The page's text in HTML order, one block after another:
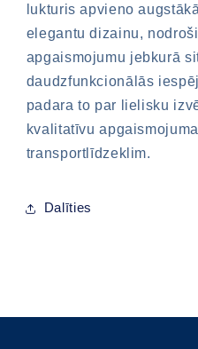
lukturis apvieno
elegantu dizainu,
apgaismojumu jebkurā
daudzfunkcionālās
padara to par lielisku
kvalitatīvu
transportlīdzeklim.
Dalīties